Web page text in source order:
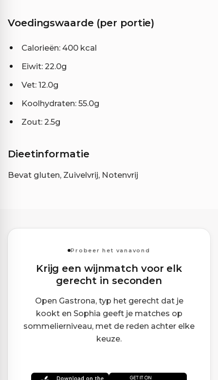
Voedingswaarde (per portie)
Calorieën: 400 kcal
Eiwit: 22.0g
Vet: 12.0g
Koolhydraten: 55.0g
Zout: 2.5g
Dieetinformatie
Bevat gluten, Zuivelvrij, Notenvrij
Probeer het vanavond
Krijg een wijnmatch voor elk
gerecht in seconden
Open Gastrona, typ het gerecht dat je
kookt en Sophia geeft je matches op
sommelierniveau, met de reden achter elke
keuze.